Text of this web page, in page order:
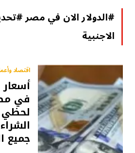
#الدولار الان في مصر
الاجنبية
اقتصاد
أسعار
في
لحظي
جميع